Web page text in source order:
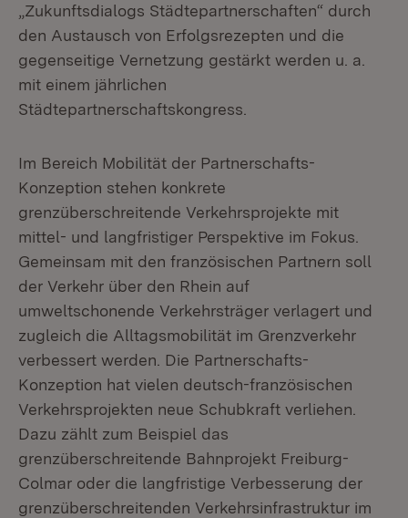
„Zukunftsdialogs Städtepartnerschaften“ durch
den Austausch von Erfolgsrezepten und die
gegenseitige Vernetzung gestärkt werden u. a.
mit einem jährlichen
Städtepartnerschaftskongress.
Im Bereich Mobilität der Partnerschafts-
Konzeption stehen konkrete
grenzüberschreitende Verkehrsprojekte mit
mittel- und langfristiger Perspektive im Fokus.
Gemeinsam mit den französischen Partnern soll
der Verkehr über den Rhein auf
umweltschonende Verkehrsträger verlagert und
zugleich die Alltagsmobilität im Grenzverkehr
verbessert werden. Die Partnerschafts-
Konzeption hat vielen deutsch-französischen
Verkehrsprojekten neue Schubkraft verliehen.
Dazu zählt zum Beispiel das
grenzüberschreitende Bahnprojekt Freiburg-
Colmar oder die langfristige Verbesserung der
grenzüberschreitenden Verkehrsinfrastruktur im